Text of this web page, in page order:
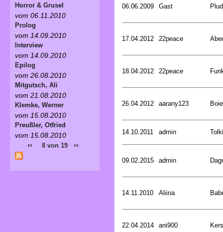
06.06.2009 Gast
17.04.2012 22peace
18.04.2012 22peace
26.04.2012 aarany123
14.10.2011 admin
09.02.2015 admin
14.11.2010 Aliina
22.04.2014 ani900
Horror & Grusel
vom 06.11.2010
Prolog
vom 14.09.2010
Interview
vom 14.09.2010
Epilog
vom 26.08.2010
Mitgutsch, Ali
vom 21.08.2010
Klemke, Werner
vom 15.08.2010
Preußler, Otfried
vom 15.08.2010
‹‹ 8 von 19 ››